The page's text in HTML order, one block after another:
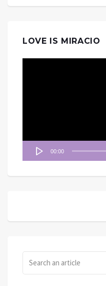
LOVE IS MIRACIO
00:00